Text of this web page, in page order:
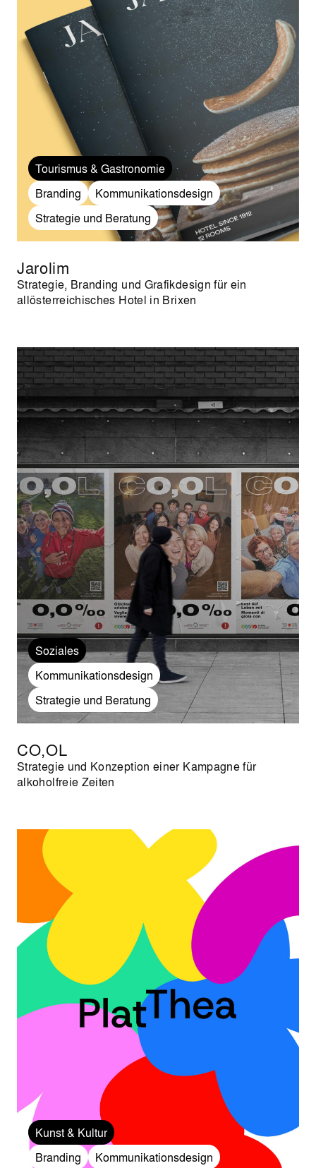
Tourismus & Gastronomie
Branding
Kommunikationsdesign
Strategie und Beratung
Jarolim
Strategie, Branding und Grafikdesign für ein
allösterreichisches Hotel in Brixen
Soziales
Kommunikationsdesign
Strategie und Beratung
CO,OL
Strategie und Konzeption einer Kampagne für
alkoholfreie Zeiten
Kunst & Kultur
Branding
Kommunikationsdesign